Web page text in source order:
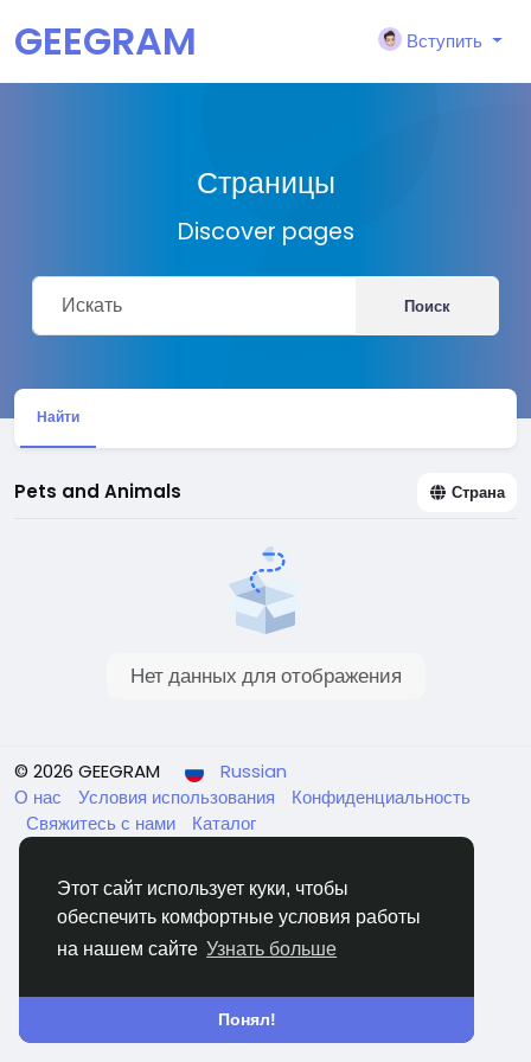
Этот сайт использует куки, чтобы
обеспечить комфортные условия работы
на нашем сайте Узнать больше
Понял!
GEEGRAM Вступить
Страницы
Discover pages
Поиск
Найти
Pets and Animals Страна
Нет данных для отображения
© 2026 GEEGRAM
Russian
О нас
Условия использования
Конфиденциальность
Свяжитесь с нами
Каталог